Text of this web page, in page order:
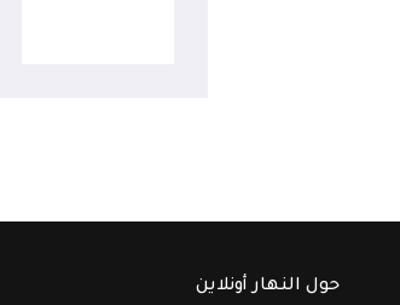
حول النهار أونلاين